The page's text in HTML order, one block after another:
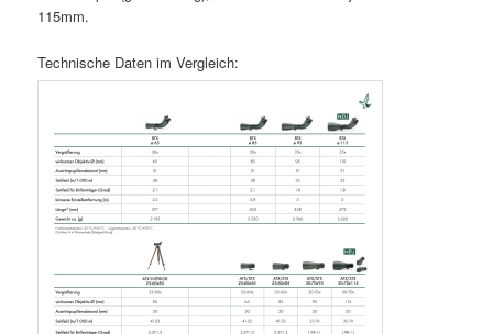
115mm.
Technische Daten im Vergleich: